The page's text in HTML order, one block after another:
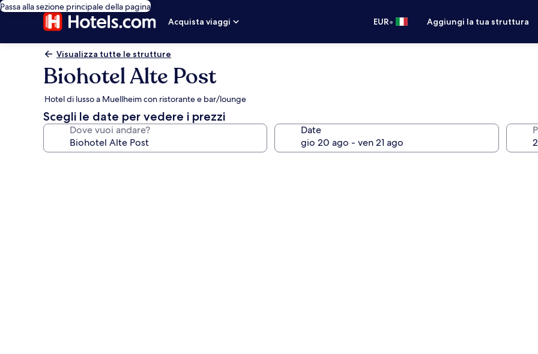
Passa alla sezione principale della pagina
Acquista viaggi
EUR• Aggiungi la tua struttura
Visualizza tutte le strutture
Biohotel Alte Post
Hotel di lusso a Muellheim con ristorante e bar/lounge
Scegli le date per vedere i prezzi
Dove vuoi andare? Date